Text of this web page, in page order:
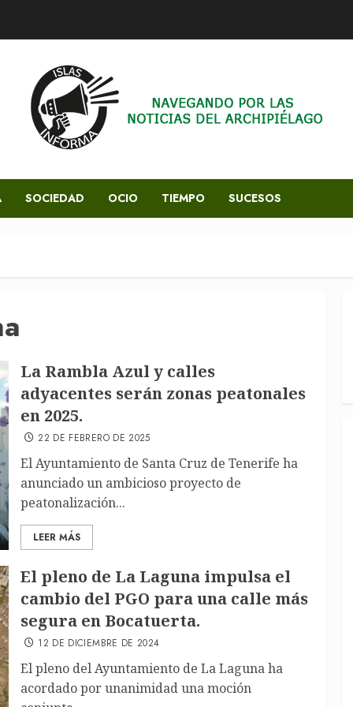
SOCIEDAD OCIO TIEMPO SUCESOS
La Rambla Azul y calles
adyacentes serán zonas peatonales
en 2025.
22 DE FEBRERO DE 2025
El Ayuntamiento de Santa Cruz de Tenerife ha
anunciado un ambicioso proyecto de
peatonalización...
LEER MÁS
El pleno de La Laguna impulsa el
cambio del PGO para una calle más
segura en Bocatuerta.
12 DE DICIEMBRE DE 2024
El pleno del Ayuntamiento de La Laguna ha
acordado por unanimidad una moción